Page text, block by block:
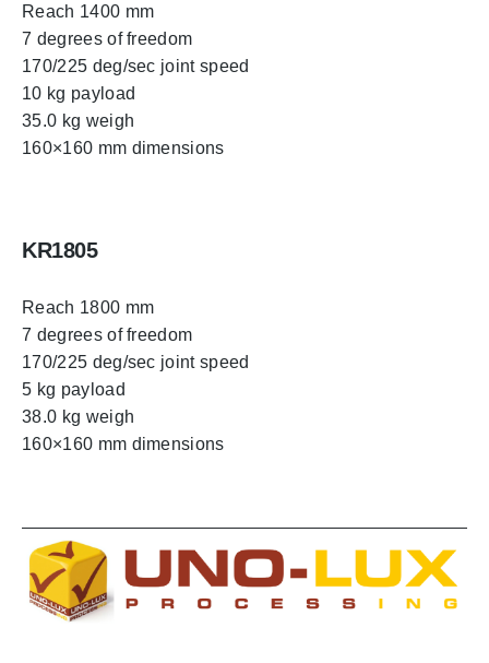
Reach 1400 mm
7 degrees of freedom
170/225 deg/sec joint speed
10 kg payload
35.0 kg weigh
160×160 mm dimensions
KR1805
Reach 1800 mm
7 degrees of freedom
170/225 deg/sec joint speed
5 kg payload
38.0 kg weigh
160×160 mm dimensions